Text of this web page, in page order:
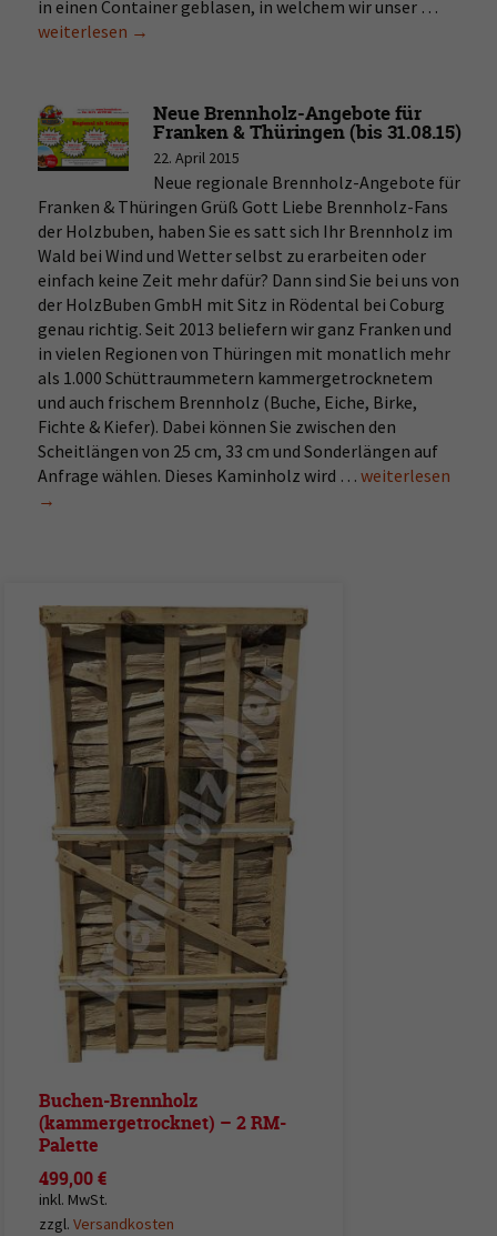
in einen Container geblasen, in welchem wir unser …
Co)
kaufen
weiterlesen →
Neue Brennholz-Angebote für
Franken & Thüringen (bis 31.08.15)
22. April 2015
Neue regionale Brennholz-Angebote für
Franken & Thüringen Grüß Gott Liebe Brennholz-Fans
der Holzbuben, haben Sie es satt sich Ihr Brennholz im
Wald bei Wind und Wetter selbst zu erarbeiten oder
einfach keine Zeit mehr dafür? Dann sind Sie bei uns von
der HolzBuben GmbH mit Sitz in Rödental bei Coburg
genau richtig. Seit 2013 beliefern wir ganz Franken und
in vielen Regionen von Thüringen mit monatlich mehr
als 1.000 Schüttraummetern kammergetrocknetem
und auch frischem Brennholz (Buche, Eiche, Birke,
Fichte & Kiefer). Dabei können Sie zwischen den
Scheitlängen von 25 cm, 33 cm und Sonderlängen auf
Anfrage wählen. Dieses Kaminholz wird …Neue
weiterlesen
→
Buchen-Brennholz
(kammergetrocknet) – 2 RM-
Palette
499,00€
inkl. MwSt.
zzgl. Versandkosten